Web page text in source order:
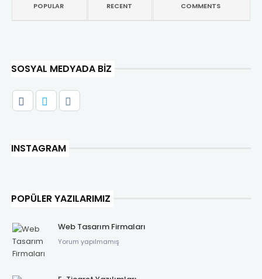
POPULAR RECENT COMMENTS
SOSYAL MEDYADA BIZ
INSTAGRAM
POPÜLER YAZILARIMIZ
Web Tasarım Firmaları
Yorum yapılmamış